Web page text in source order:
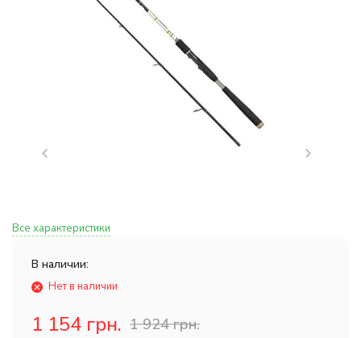
Все характеристики
В наличии:
Нет в наличии
1 154 грн. 1 924 грн.